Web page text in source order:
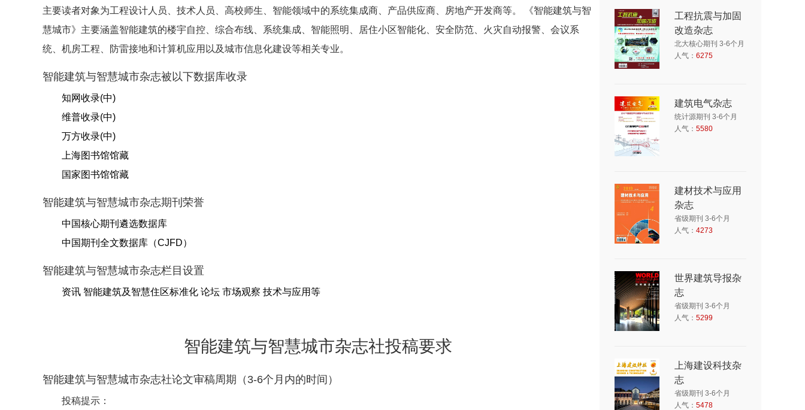
主要读者对象为工程设计人员、技术人员、高校师生、智能领域中的系统集成商、产品供应商、房地产开发商等。 《智能建筑与智
慧城市》主要涵盖智能建筑的楼宇自控、综合布线、系统集成、智能照明、居住小区智能化、安全防范、火灾自动报警、会议系
统、机房工程、防雷接地和计算机应用以及城市信息化建设等相关专业。
智能建筑与智慧城市杂志被以下数据库收录
知网收录(中)
维普收录(中)
万方收录(中)
上海图书馆馆藏
国家图书馆馆藏
智能建筑与智慧城市杂志期刊荣誉
中国核心期刊遴选数据库
中国期刊全文数据库（CJFD）
智能建筑与智慧城市杂志栏目设置
资讯 智能建筑及智慧住区标准化 论坛 市场观察 技术与应用等
智能建筑与智慧城市杂志社投稿要求
智能建筑与智慧城市杂志社论文审稿周期（3-6个月内的时间）
投稿提示：
工程抗震与加固
改造杂志
北大核心期刊 3-6个月
人气： 6275
建筑电气杂志
统计源期刊 3-6个月
人气： 5580
建材技术与应用
杂志
省级期刊 3-6个月
人气： 4273
世界建筑导报杂
志
省级期刊 3-6个月
人气： 5299
上海建设科技杂
志
省级期刊 3-6个月
人气： 5478